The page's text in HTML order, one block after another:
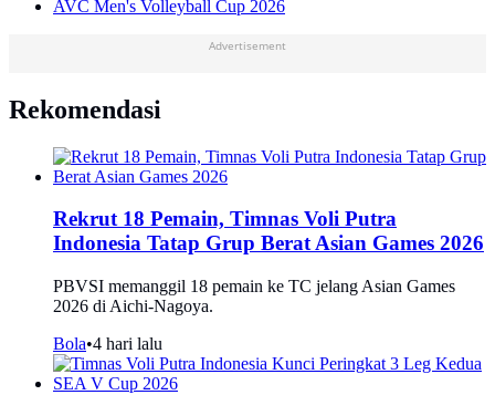
AVC Men's Volleyball Cup 2026
Advertisement
Rekomendasi
Rekrut 18 Pemain, Timnas Voli Putra
Indonesia Tatap Grup Berat Asian Games 2026
PBVSI memanggil 18 pemain ke TC jelang Asian Games
2026 di Aichi-Nagoya.
Bola•4 hari lalu